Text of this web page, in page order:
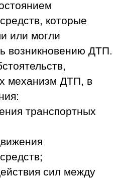
которые
или могли
возникновению ДТП.
механизм ДТП, в
транспортных
сил между